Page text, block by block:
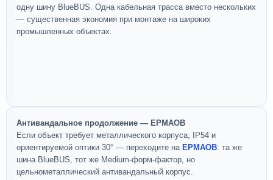
одну шину BlueBUS. Одна кабельная трасса вместо нескольких
— существенная экономия при монтаже на широких
промышленных объектах.
Антивандальное продолжение — EPMAOB
Если объект требует металлического корпуса, IP54 и
ориентируемой оптики 30° — переходите на EPMAOB: та же
шина BlueBUS, тот же Medium-форм-фактор, но
цельнометаллический антивандальный корпус.